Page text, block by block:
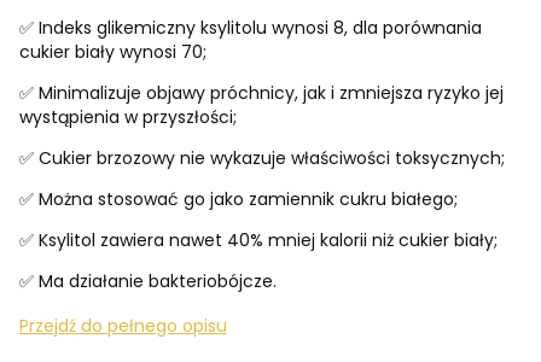
✅ Indeks glikemiczny ksylitolu wynosi 8, dla porównania
cukier biały wynosi 70;
✅ Minimalizuje objawy próchnicy, jak i zmniejsza ryzyko jej
wystąpienia w przyszłości;
✅ Cukier brzozowy nie wykazuje właściwości toksycznych;
✅ Można stosować go jako zamiennik cukru białego;
✅ Ksylitol zawiera nawet 40% mniej kalorii niż cukier biały;
✅ Ma działanie bakteriobójcze.
Przejdź do pełnego opisu